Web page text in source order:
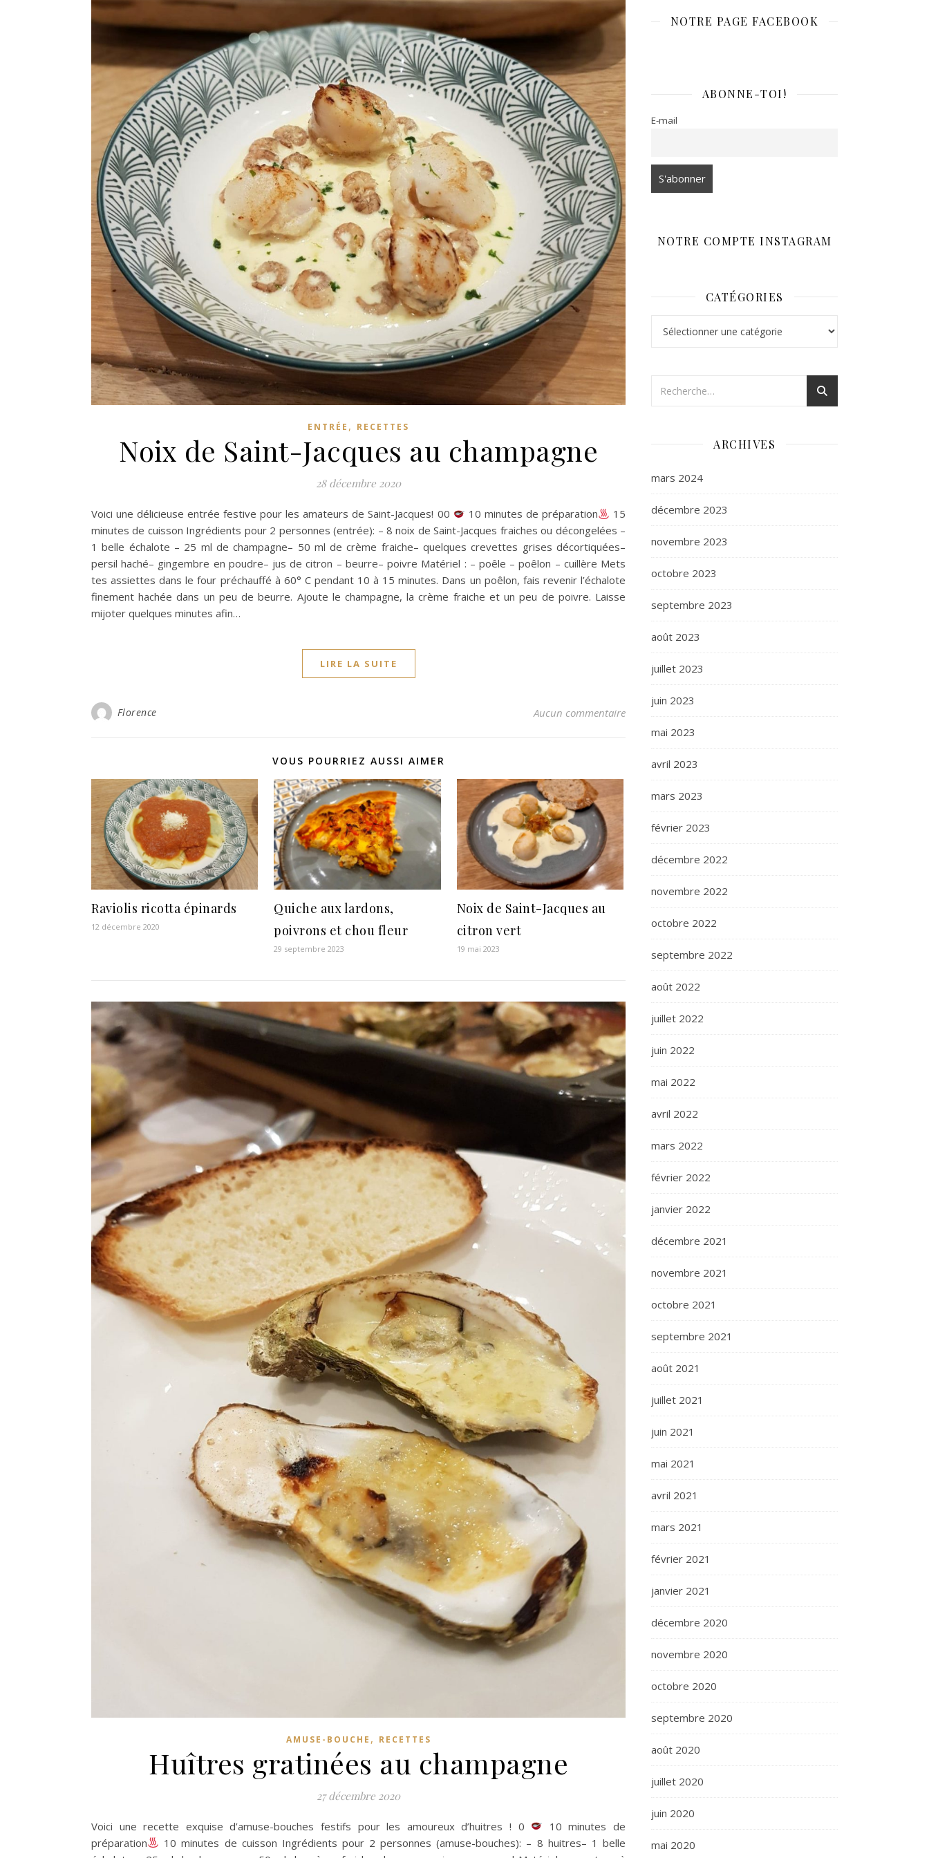
ENTRÉE , RECETTES
Noix de Saint-Jacques au champagne
28 décembre 2020
Voici une délicieuse entrée festive pour les amateurs de Saint-Jacques! 00 10 minutes de préparation
15
minutes de cuisson Ingrédients pour 2 personnes (entrée): – 8 noix de Saint-Jacques fraiches ou décongelées –
1 belle échalote – 25 ml de champagne– 50 ml de crème fraiche– quelques crevettes grises décortiquées–
persil haché– gingembre en poudre– jus de citron – beurre– poivre Matériel : – poêle – poêlon – cuillère Mets
tes assiettes dans le four préchauffé à 60° C pendant 10 à 15 minutes. Dans un poêlon, fais revenir l’échalote
finement hachée dans un peu de beurre. Ajoute le champagne, la crème fraiche et un peu de poivre. Laisse
mijoter quelques minutes afin…
LIRE LA SUITE
Florence Aucun commentaire
VOUS POURRIEZ AUSSI AIMER
Raviolis ricotta épinards
12 décembre 2020
Quiche aux lardons,
poivrons et chou fleur
29 septembre 2023
Noix de Saint-Jacques au
citron vert
19 mai 2023
AMUSE-BOUCHE , RECETTES
Huîtres gratinées au champagne
27 décembre 2020
Voici une recette exquise d’amuse-bouches festifs pour les amoureux d’huitres ! 0
10 minutes de
préparation
10 minutes de cuisson Ingrédients pour 2 personnes (amuse-bouches): – 8 huitres– 1 belle
NOTRE PAGE FACEBOOK
ABONNE-TOI!
E-mail
NOTRE COMPTE INSTAGRAM
CATÉGORIES
ARCHIVES
mars 2024
décembre 2023
novembre 2023
octobre 2023
septembre 2023
août 2023
juillet 2023
juin 2023
mai 2023
avril 2023
mars 2023
février 2023
décembre 2022
novembre 2022
octobre 2022
septembre 2022
août 2022
juillet 2022
juin 2022
mai 2022
avril 2022
mars 2022
février 2022
janvier 2022
décembre 2021
novembre 2021
octobre 2021
septembre 2021
août 2021
juillet 2021
juin 2021
mai 2021
avril 2021
mars 2021
février 2021
janvier 2021
décembre 2020
novembre 2020
octobre 2020
septembre 2020
août 2020
juillet 2020
juin 2020
mai 2020